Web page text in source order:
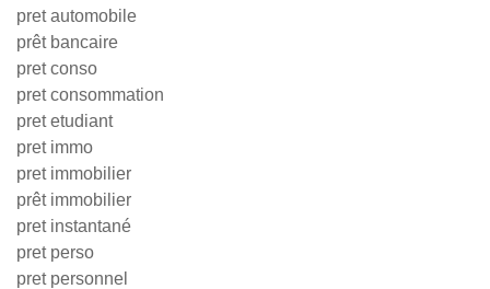
pret automobile
prêt bancaire
pret conso
pret consommation
pret etudiant
pret immo
pret immobilier
prêt immobilier
pret instantané
pret perso
pret personnel